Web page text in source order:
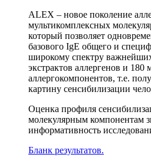
ALEX – новое поколение
мультикомплексных
который позволяет
базового IgE общего и
широкому спектру
экстрактов аллергенов и 180
аллергокомпонентов, т.е.
картину сенсибилизации
Оценка профиля
молекулярным компонентам
информативность
Бланк результатов.